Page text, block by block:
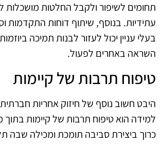
תחומים לשיפור ולקבל החלטות מושכלות
עתידיות. בנוסף, שיתוף דוחות התקדמות
בעלי עניין יכול לעזור לבנות תמיכה
השראה באחרים לפעול.
טיפוח תרבות של קיימות
היבט חשוב נוסף של חיזוק אחריות
למידה הוא טיפוח תרבות של קיימות בתוך
כרוך ביצירת סביבה תומכת ומכילה שבה